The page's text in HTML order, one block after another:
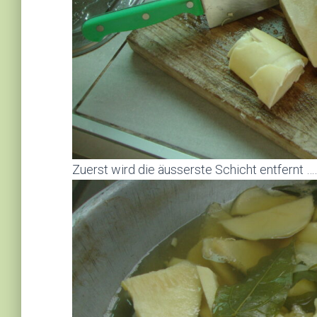
Zuerst wird die äusserste Schicht entfernt